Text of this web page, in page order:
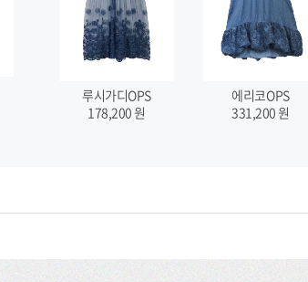
루시가디OPS
178,200 원
에리코OPS
331,200 원